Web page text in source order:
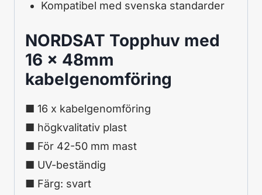
Kompatibel med svenska standarder
NORDSAT Topphuv med
16 x 48mm
kabelgenomföring
■ 16 x kabelgenomföring
■ högkvalitativ plast
■ För 42-50 mm mast
■ UV-beständig
■ Färg: svart